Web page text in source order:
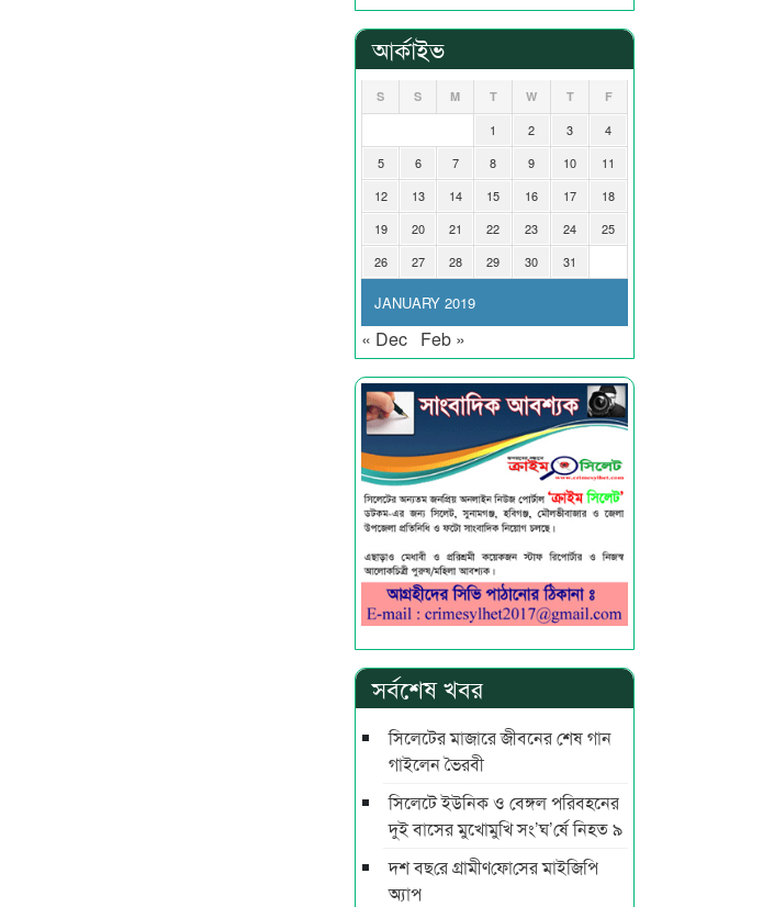
আর্কাইভ
JANUARY 2019
S S M T W T F
1 2 3
4
5
6 7 8 9 10
11
12
13 14 15 16 17
18
19
20 21 22 23 24
25
26
27 28 29 30 31
« Dec Feb »
সর্বশেষ খবর
সিলেটের মাজারে জীবনের শেষ গান
গাইলেন ভৈরবী
সিলেটে ইউনিক ও বেঙ্গল পরিবহনের
দুই বাসের মুখোমুখি সং’ঘ’র্ষে নিহত ৯
দশ বছ‌রে গ্রামীণ‌ফো‌সের মাইজিপি
অ্যাপ